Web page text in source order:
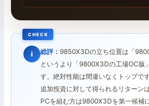
i 総評： 9850X3Dの立ち位置は「
というより「9800X3Dの工場OC版
す。絶対性能は間違いなくトップで
追加投資に対して得られるリターン
PCを組む方は9800X3Dを第一候補